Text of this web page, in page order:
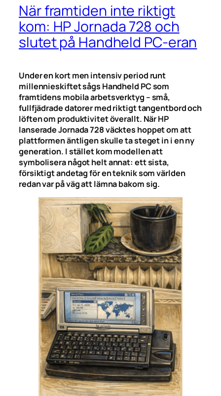
När framtiden inte riktigt
kom: HP Jornada 728 och
slutet på Handheld PC-eran
Under en kort men intensiv period runt
millennieskiftet sågs Handheld PC som
framtidens mobila arbetsverktyg – små,
fullfjädrade datorer med riktigt tangentbord och
löften om produktivitet överallt. När HP
lanserade Jornada 728 väcktes hoppet om att
plattformen äntligen skulle ta steget in i en ny
generation. I stället kom modellen att
symbolisera något helt annat: ett sista,
försiktigt andetag för en teknik som världen
redan var på väg att lämna bakom sig.